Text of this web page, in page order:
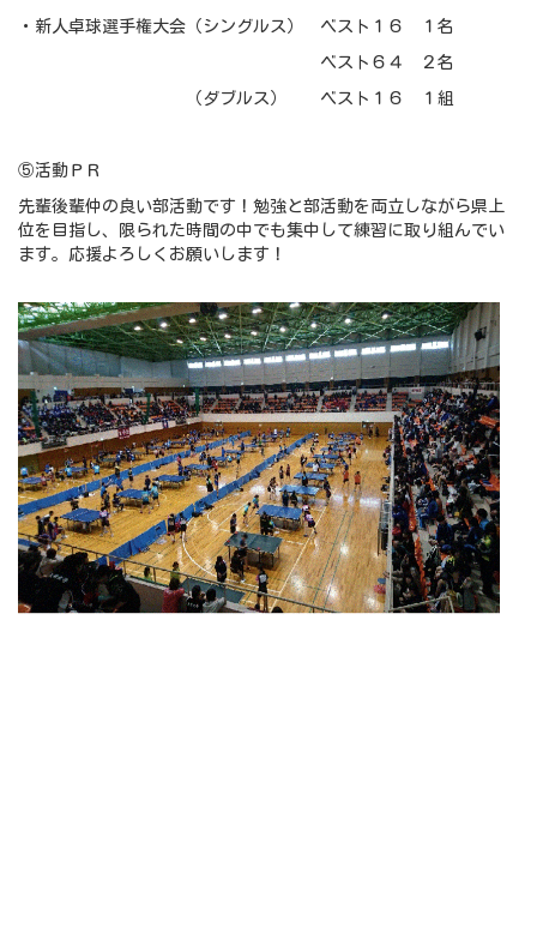
・新人卓球選手権大会（シングルス） ベスト１６ １名
ベスト６４ ２名
（ダブルス） ベスト１６ １組
⑤活動ＰＲ
先輩後輩仲の良い部活動です！勉強と部活動を両立しながら県上
位を目指し、限られた時間の中でも集中して練習に取り組んでい
ます。応援よろしくお願いします！